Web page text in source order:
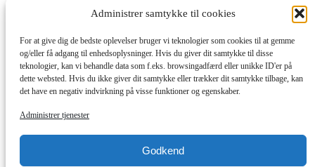
Administrer samtykke til cookies
For at give dig de bedste oplevelser bruger vi teknologier som cookies til at gemme
og/eller få adgang til enhedsoplysninger. Hvis du giver dit samtykke til disse
teknologier, kan vi behandle data som f.eks. browsingadfærd eller unikke ID'er på
dette websted. Hvis du ikke giver dit samtykke eller trækker dit samtykke tilbage, kan
det have en negativ indvirkning på visse funktioner og egenskaber.
Administrer tjenester
Godkend
Afdelinger og tilmelding
Hvordan og Hjælpeguides
Partnere